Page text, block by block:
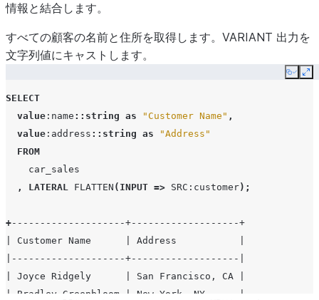
情報と結合します。
すべての顧客の名前と住所を取得します。VARIANT 出力を
文字列値にキャストします。
Copy
SELECT
value :name ::string as "Customer Name" ,
value :address ::string as
"Address"
FROM
car_sales
,
LATERAL FLATTEN ( INPUT => SRC :customer);
+--------------------+-------------------+
| Customer Name      | Address           |
|--------------------+-------------------|
| Joyce Ridgely      | San Francisco, CA |
| Bradley Greenbloom | New York, NY      |